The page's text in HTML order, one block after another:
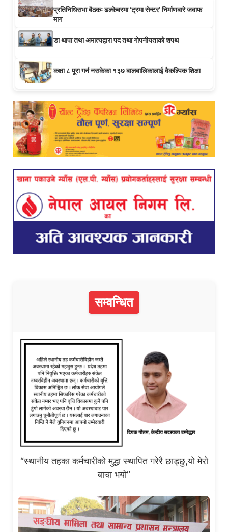
प्रतिनिधिसभा बैठकः ढल्केबरमा ‘ट्रमा सेन्टर’ निर्माणबारे जवाफ
माग
डा थापा तथा अमात्यद्वारा पद तथा गोपनीयताको शपथ
कक्षा ८ पूरा गर्न नसकेका १३७ बालबालिकालाई वैकल्पिक शिक्षा
सम्वन्धित
“स्थानीय तहका कर्मचारीको मुद्धा स्थापित गरेरै छाड्छु,यो मेरो
बाचा भयो”